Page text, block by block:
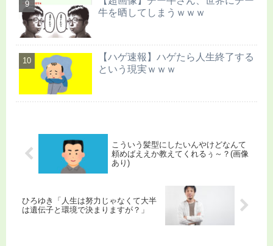
牛を晒してしまうｗｗｗ
【ハゲ速報】ハゲたら人生終了する
という現実ｗｗｗ
こういう髪型にしたいんやけどなんて
頼めばええか教えてくれるぅ～？(画像
あり)
ひろゆき「人生は努力じゃなくて大半
は遺伝子と環境で決まりますが？」